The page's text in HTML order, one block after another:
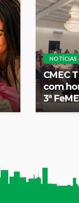
NOTÍCIAS
CMEC
com
3ª FeME